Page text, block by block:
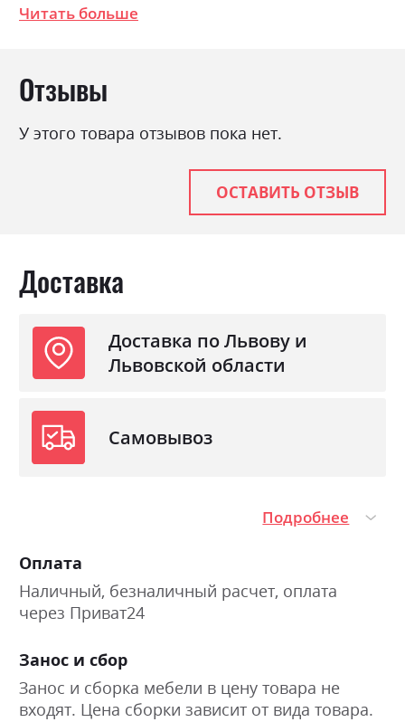
темний, Дуб к'янті, Сатин,
мінімалізм, модерн
ламінована ДСП
Читать больше
Отзывы
У этого товара отзывов пока нет.
ОСТАВИТЬ ОТЗЫВ
Доставка
Доставка по Львову и
Львовской области
Самовывоз
Подробнее
Оплата
Наличный, безналичный расчет, оплата
через Приват24
Занос и сбор
Занос и сборка мебели в цену товара не
входят. Цена сборки зависит от вида товара.